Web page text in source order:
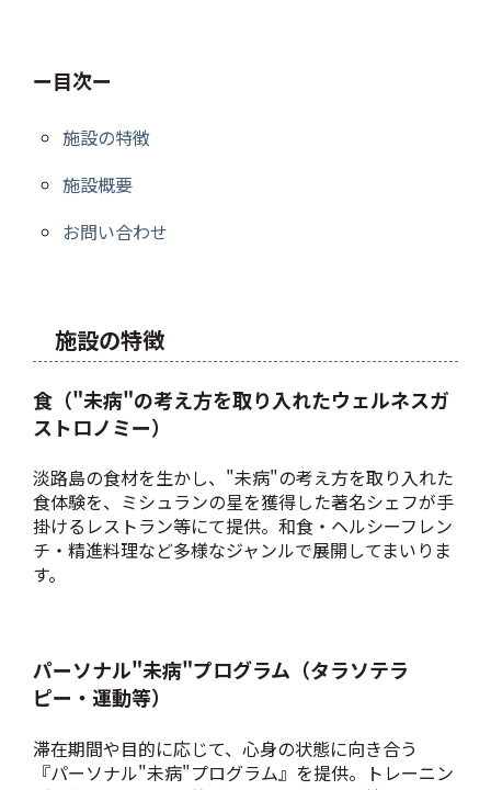
ー目次ー
施設の特徴
施設概要
お問い合わせ
施設の特徴
食（"未病"の考え方を取り入れたウェルネスガ
ストロノミー）
淡路島の食材を生かし、"未病"の考え方を取り入れた
食体験を、ミシュランの星を獲得した著名シェフが手
掛けるレストラン等にて提供。和食・ヘルシーフレン
チ・精進料理など多様なジャンルで展開してまいりま
す。
パーソナル"未病"プログラム（タラソテラ
ピー・運動等）
滞在期間や目的に応じて、心身の状態に向き合う
『パーソナル"未病"プログラム』を提供。トレーニン